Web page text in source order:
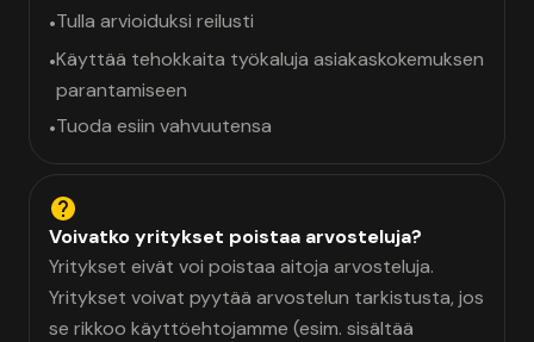
•Tulla arvioiduksi reilusti
•Käyttää tehokkaita työkaluja asiakaskokemuksen
parantamiseen
•Tuoda esiin vahvuutensa
Voivatko yritykset poistaa arvosteluja?
Yritykset eivät voi poistaa aitoja arvosteluja.
Yritykset voivat pyytää arvostelun tarkistusta, jos
se rikkoo käyttöehtojamme (esim. sisältää